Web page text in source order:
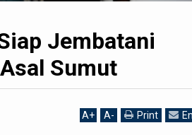
Jembatani
Sumut
A+ A- Print